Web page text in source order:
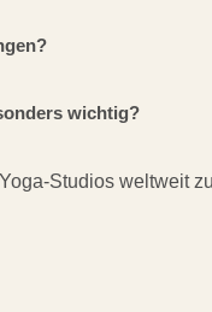
wichtig?
Studios weltweit